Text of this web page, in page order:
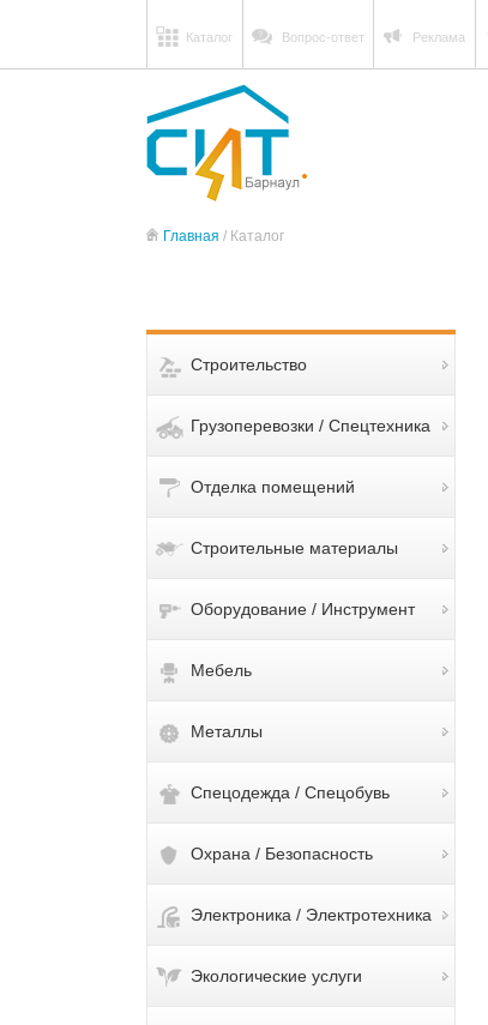
Каталог Вопрос-ответ Реклама
Главная / Каталог
Строительство
Грузоперевозки / Спецтехника
Отделка помещений
Строительные материалы
Оборудование / Инструмент
Мебель
Металлы
Спецодежда / Спецобувь
Охрана / Безопасность
Электроника / Электротехника
Экологические услуги